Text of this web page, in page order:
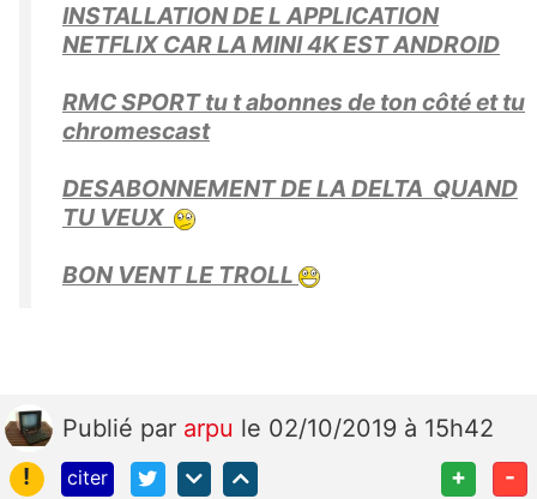
INSTALLATION DE L APPLICATION
NETFLIX CAR LA MINI 4K EST ANDROID
RMC SPORT tu t abonnes de ton côté et tu
chromescast
DESABONNEMENT DE LA DELTA QUAND
TU VEUX
BON VENT LE TROLL
Publié par arpu le 02/10/2019 à 15h42
!
citer + -